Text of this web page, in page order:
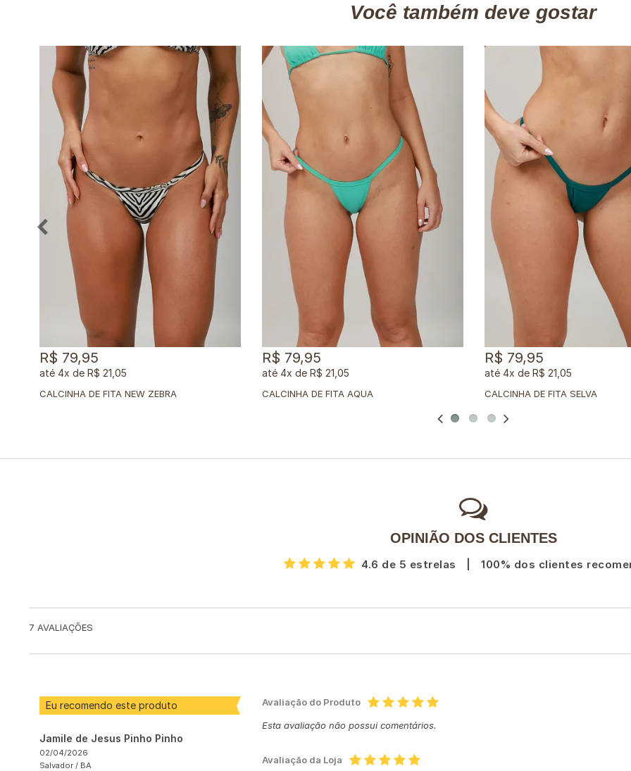
Você também deve gostar
CALCINHA DE FITA NEW ZEBRA
R$ 79,95
4x de R$ 21,05
CALCINHA DE FITA AQUA
R$ 79,95
4x de R$ 21,05
CALCINHA DE FITA SELVA
R$ 79,95
4x de R$ 21,05
OPINIÃO DOS CLIENTES
4.6 de 5 estrelas 100% dos clientes
7 AVALIAÇÕES
Eu recomendo este produto
Jamile de Jesus Pinho Pinho
02/04/2026
Salvador / BA
Avaliação do Produto
Esta avaliação não possui comentários.
Avaliação da Loja